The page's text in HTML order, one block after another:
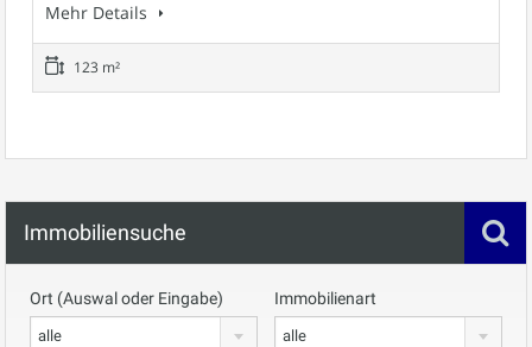
Mehr Details
123 m²
Immobiliensuche
Ort (Auswal oder Eingabe)
alle
Immobilienart
alle